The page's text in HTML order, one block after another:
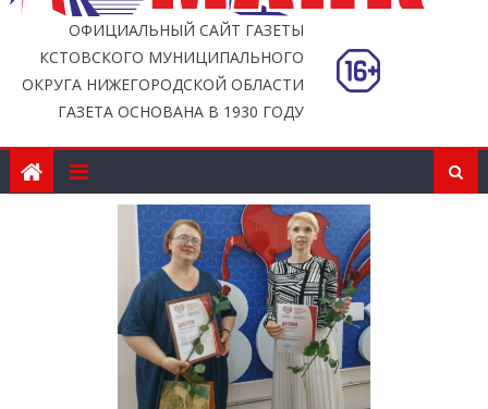
ОФИЦИАЛЬНЫЙ САЙТ ГАЗЕТЫ
КСТОВСКОГО МУНИЦИПАЛЬНОГО
ОКРУГА НИЖЕГОРОДСКОЙ ОБЛАСТИ
ГАЗЕТА ОСНОВАНА В 1930 ГОДУ